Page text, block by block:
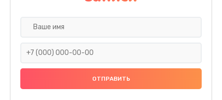
Ремонт подсветки